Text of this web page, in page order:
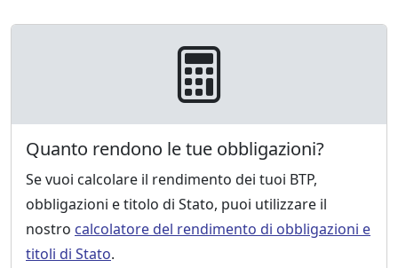
Quanto rendono le tue obbligazioni?
Se vuoi calcolare il rendimento dei tuoi BTP,
obbligazioni e titolo di Stato, puoi utilizzare il
nostro calcolatore del rendimento di obbligazioni e
titoli di Stato.